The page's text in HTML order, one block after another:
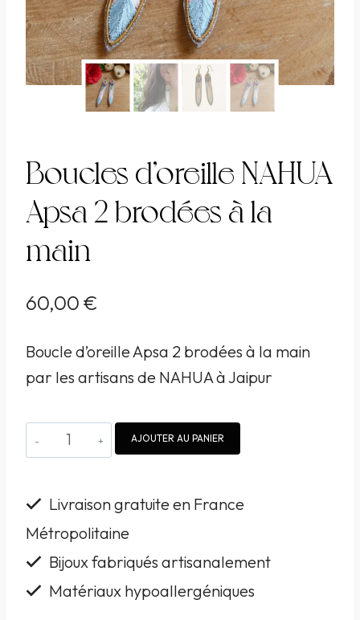
Boucles d’oreille NAHUA
Apsa 2 brodées à la
main
60,00€
Boucle d’oreille Apsa 2 brodées à la main
par les artisans de NAHUA à Jaipur
quantité
de
d'oreille
NAHUA
Apsa
2
AJOUTER AU PANIER
Livraison gratuite en France
Métropolitaine
Bijoux fabriqués artisanalement
Matériaux hypoallergéniques